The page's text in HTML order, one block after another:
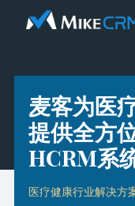
麦客为医
提供全方
HCRM系
医疗健康行业解决方